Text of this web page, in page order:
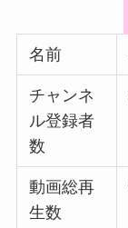
名前
チャンネ
ル登録者
数
動画総再
生数